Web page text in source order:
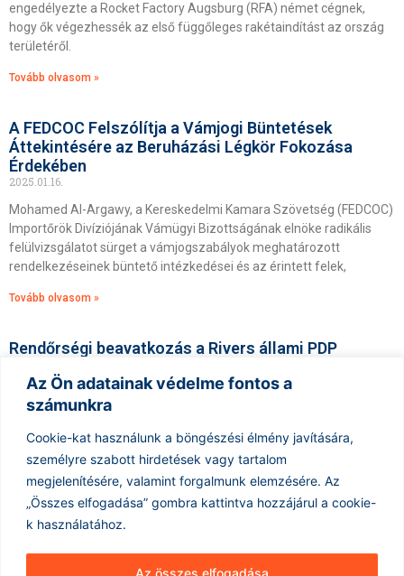
Az Ön adatainak védelme fontos a
számunkra
Cookie-kat használunk a böngészési élmény javítására,
személyre szabott hirdetések vagy tartalom
megjelenítésére, valamint forgalmunk elemzésére. Az
„Összes elfogadása” gombra kattintva hozzájárul a cookie-
k használatához.
Az összes elfogadása
engedélyezte a Rocket Factory Augsburg (RFA) német cégnek,
hogy ők végezhessék az első függőleges rakétaindítást az ország
területéről.
Tovább olvasom »
A FEDCOC Felszólítja a Vámjogi Büntetések
Áttekintésére az Beruházási Légkör Fokozása
Érdekében
2025.01.16.
Mohamed Al-Argawy, a Kereskedelmi Kamara Szövetség (FEDCOC)
Importőrök Divíziójának Vámügyi Bizottságának elnöke radikális
felülvizsgálatot sürget a vámjogszabályok meghatározott
rendelkezéseinek büntető intézkedései és az érintett felek,
Tovább olvasom »
Rendőrségi beavatkozás a Rivers állami PDP
2025.01.16.
A Rivers államban található Nigériai Népi Demokratikus Párt (PDP)
központját rendőri erők foglalták el, miután az államban új
pártvezetés alakult ki. Ez az intézkedés egy
Tovább olvasom »
« Előző 1 … 50 51 52 53 Következő »